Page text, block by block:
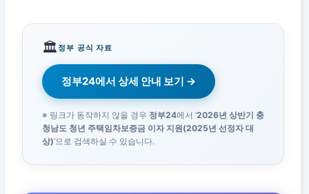
🏛️정부 공식 자료
정부24에서 상세 안내 보기 →
※ 링크가 동작하지 않을 경우 정부24에서 ‘2026년 상반기 충
청남도 청년 주택임차보증금 이자 지원(2025년 선정자 대
상)‘으로 검색하실 수 있습니다.